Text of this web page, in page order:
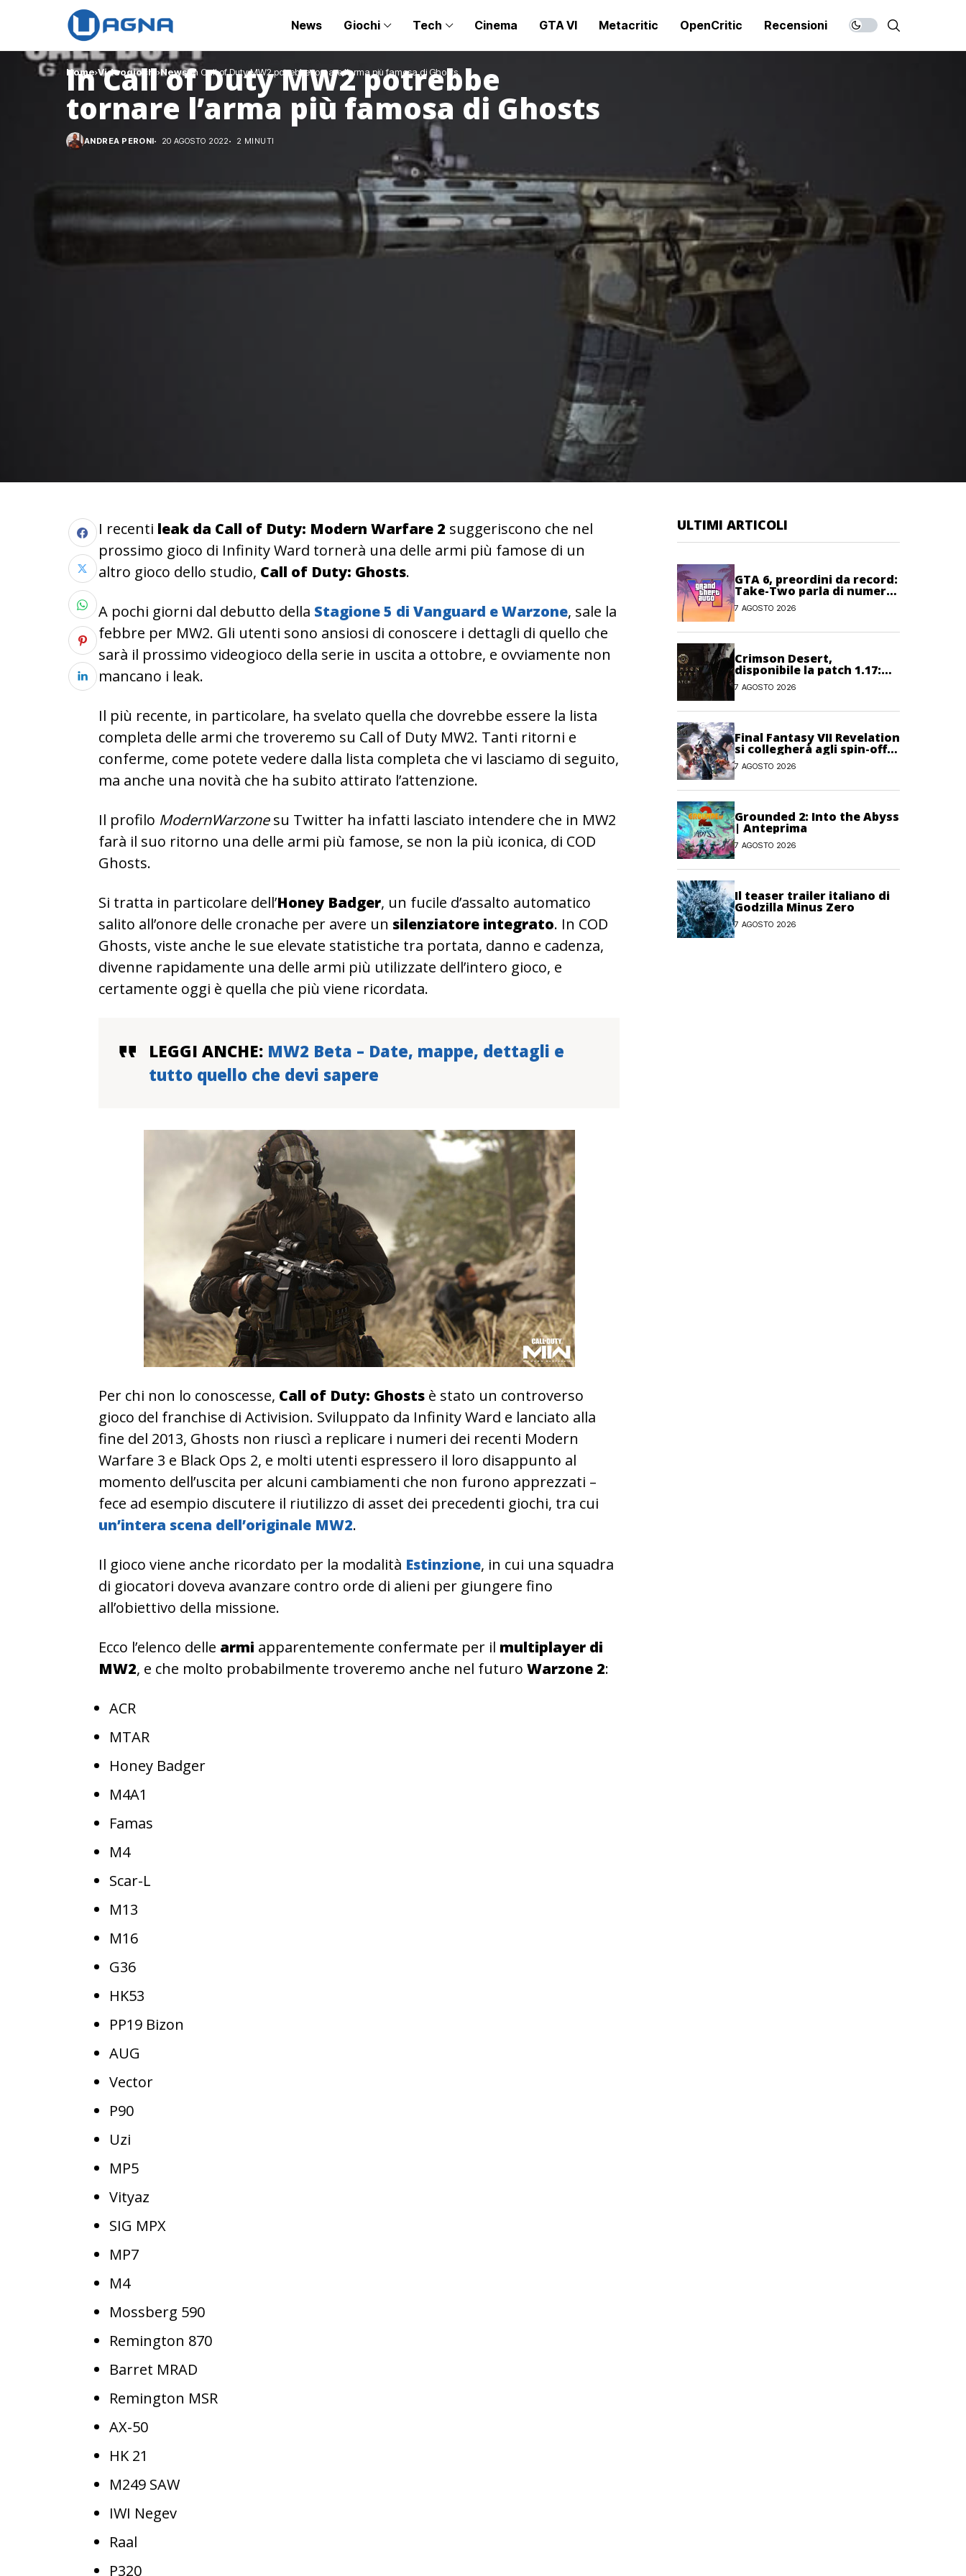
News Giochi Tech Cinema GTA VI Metacritic OpenCritic Recensioni
Home Videogiochi News In Call of Duty MW2 potrebbe tornare l’arma più famosa di Ghosts
In Call of Duty MW2 potrebbe
tornare l’arma più famosa di Ghosts
ANDREA PERONI 20 AGOSTO 2022 2 MINUTI
I recenti leak da Call of Duty: Modern Warfare 2 suggeriscono che nel
prossimo gioco di Infinity Ward tornerà una delle armi più famose di un
altro gioco dello studio, Call of Duty: Ghosts.
A pochi giorni dal debutto della Stagione 5 di Vanguard e Warzone, sale la
febbre per MW2. Gli utenti sono ansiosi di conoscere i dettagli di quello che
sarà il prossimo videogioco della serie in uscita a ottobre, e ovviamente non
mancano i leak.
Il più recente, in particolare, ha svelato quella che dovrebbe essere la lista
completa delle armi che troveremo su Call of Duty MW2. Tanti ritorni e
conferme, come potete vedere dalla lista completa che vi lasciamo di seguito,
ma anche una novità che ha subito attirato l’attenzione.
Il profilo ModernWarzonesu Twitter ha infatti lasciato intendere che in MW2
farà il suo ritorno una delle armi più famose, se non la più iconica, di COD
Ghosts.
Si tratta in particolare dell’Honey Badger, un fucile d’assalto automatico
salito all’onore delle cronache per avere un silenziatore integrato. In COD
Ghosts, viste anche le sue elevate statistiche tra portata, danno e cadenza,
divenne rapidamente una delle armi più utilizzate dell’intero gioco, e
certamente oggi è quella che più viene ricordata.
LEGGI ANCHE: MW2 Beta – Date, mappe, dettagli e
tutto quello che devi sapere
Per chi non lo conoscesse, Call of Duty: Ghosts è stato un controverso
gioco del franchise di Activision. Sviluppato da Infinity Ward e lanciato alla
fine del 2013, Ghosts non riuscì a replicare i numeri dei recenti Modern
Warfare 3 e Black Ops 2, e molti utenti espressero il loro disappunto al
momento dell’uscita per alcuni cambiamenti che non furono apprezzati –
fece ad esempio discutere il riutilizzo di asset dei precedenti giochi, tra cui
un’intera scena dell’originale MW2.
Il gioco viene anche ricordato per la modalità Estinzione, in cui una squadra
di giocatori doveva avanzare contro orde di alieni per giungere fino
all’obiettivo della missione.
Ecco l’elenco delle armi apparentemente confermate per il multiplayer di
MW2, e che molto probabilmente troveremo anche nel futuro Warzone 2:
ACR
MTAR
Honey Badger
M4A1
Famas
M4
Scar-L
M13
M16
G36
HK53
PP19 Bizon
AUG
Vector
P90
Uzi
MP5
Vityaz
SIG MPX
MP7
M4
Mossberg 590
Remington 870
Barret MRAD
Remington MSR
AX-50
HK 21
M249 SAW
IWI Negev
Raal
P320
ULTIMI ARTICOLI
GTA 6, preordini da record:
Take-Two parla di numeri
“senza precedenti”
7 AGOSTO 2026
Crimson Desert,
disponibile la patch 1.17:
correzioni per sfide,
combattimento e
7 AGOSTO 2026
Final Fantasy VII Revelation
si collegherà agli spin-off
di FF7: Hamaguchi non si
pone limiti
7 AGOSTO 2026
Grounded 2: Into the Abyss
| Anteprima
7 AGOSTO 2026
Il teaser trailer italiano di
Godzilla Minus Zero
7 AGOSTO 2026